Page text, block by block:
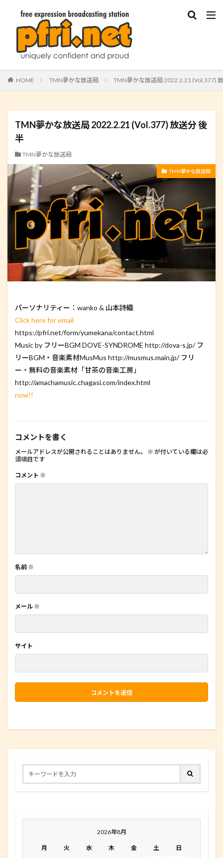
HOME TMN夢かな放送局 TMN夢かな放送局 2022.2.21 (Vol.377)
TMN夢かな放送局 2022.2.21 (Vol.377) 放送分 後
半
TMN夢かな放送局
TMN夢かな放送局
パーソナリティー：wanko & 山本詩織
Click here for email
https://pfri.net/form/yumekana/contact.html
Music by フリーBGM DOVE-SYNDROME http://dova-s.jp/ フ
リーBGM・音楽素材MusMus http://musmus.main.jp/ フリ
ー・無料の音楽素材「甘茶の音楽工房」
http://amachamusic.chagasi.com/index.html
now!!
コメントを書く
メールアドレスが公開されることはありません。 ※ が付いている欄は必
須項目です
コメント ※
名前 ※
メール ※
サイト
2026年8月
月 火 水 木 金 土 日